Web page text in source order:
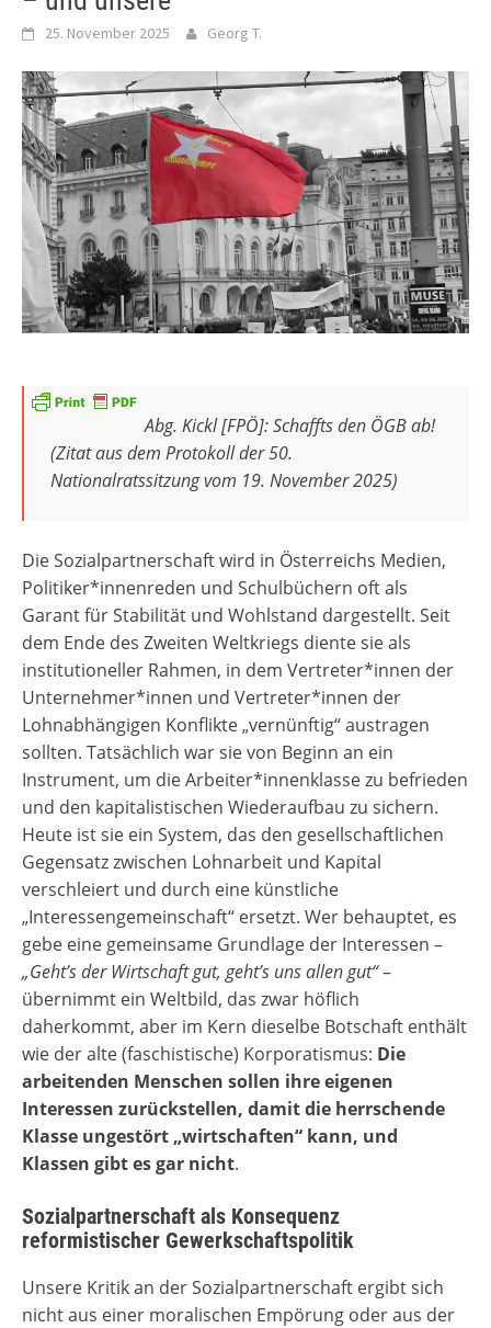
25. November 2025 Georg T.
Abg. Kickl [FPÖ]: Schaffts den ÖGB ab!
(Zitat aus dem Protokoll der 50.
Nationalratssitzung vom 19. November 2025)
Die Sozialpartnerschaft wird in Österreichs Medien,
Politiker*innenreden und Schulbüchern oft als
Garant für Stabilität und Wohlstand dargestellt. Seit
dem Ende des Zweiten Weltkriegs diente sie als
institutioneller Rahmen, in dem Vertreter*innen der
Unternehmer*innen und Vertreter*innen der
Lohnabhängigen Konflikte „vernünftig“ austragen
sollten. Tatsächlich war sie von Beginn an ein
Instrument, um die Arbeiter*innenklasse zu befrieden
und den kapitalistischen Wiederaufbau zu sichern.
Heute ist sie ein System, das den gesellschaftlichen
Gegensatz zwischen Lohnarbeit und Kapital
verschleiert und durch eine künstliche
„Interessengemeinschaft“ ersetzt. Wer behauptet, es
gebe eine gemeinsame Grundlage der Interessen –
„Geht’s der Wirtschaft gut, geht’s uns allen gut“–
übernimmt ein Weltbild, das zwar höflich
daherkommt, aber im Kern dieselbe Botschaft enthält
wie der alte (faschistische) Korporatismus: Die
arbeitenden Menschen sollen ihre eigenen
Interessen zurückstellen, damit die herrschende
Klasse ungestört „wirtschaften“ kann, und
Klassen gibt es gar nicht.
Sozialpartnerschaft als Konsequenz
reformistischer Gewerkschaftspolitik
Unsere Kritik an der Sozialpartnerschaft ergibt sich
nicht aus einer moralischen Empörung oder aus der